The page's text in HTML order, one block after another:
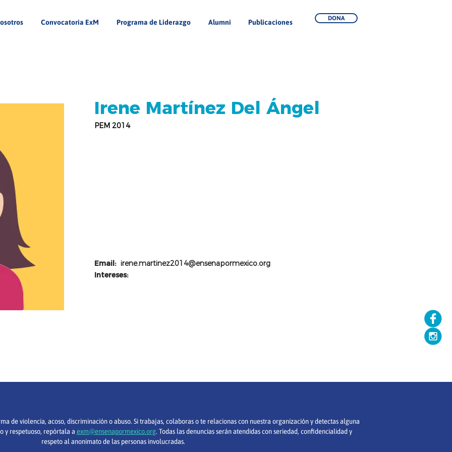
Convocatoria ExM Programa de Liderazgo Alumni Publicaciones DONA
Irene Martínez Del Ángel
PEM 2014
Email: irene.martinez2014@ensenapormexico.org
Intereses:
de violencia, acoso, discriminación o abuso. Si trabajas, colaboras o te relacionas con nuestra organización y detectas alguna
y respetuoso, repórtala a exm@ensenapormexico.org. Todas las denuncias serán atendidas con seriedad, confidencialidad y
respeto al anonimato de las personas involucradas.